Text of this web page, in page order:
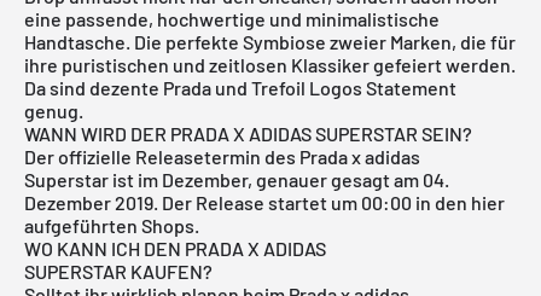
eine passende, hochwertige und minimalistische
Handtasche. Die perfekte Symbiose zweier Marken, die für
ihre puristischen und zeitlosen Klassiker gefeiert werden.
Da sind dezente Prada und Trefoil Logos Statement
genug.
WANN WIRD DER PRADA X ADIDAS SUPERSTAR SEIN?
Der offizielle Releasetermin des Prada x adidas
Superstar ist im Dezember, genauer gesagt am 04.
Dezember 2019. Der Release startet um 00:00 in den hier
aufgeführten Shops.
WO KANN ICH DEN PRADA X ADIDAS
SUPERSTAR KAUFEN?